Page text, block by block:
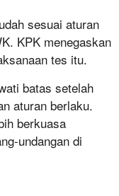
sesuai aturan
KPK menegaskan
tes itu.
batas setelah
aturan berlaku.
berkuasa
undangan di